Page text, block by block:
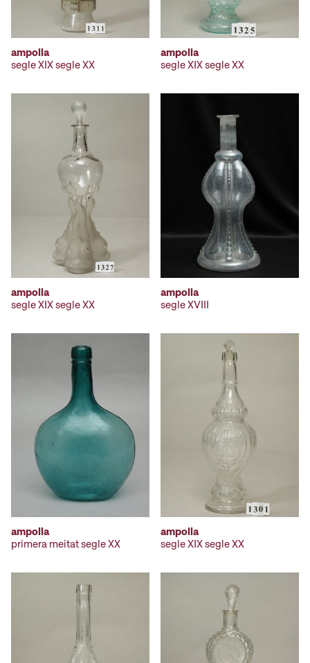
ampolla
segle XIX segle XX
ampolla
segle XIX segle XX
ampolla
segle XIX segle XX
ampolla
segle XVIII
ampolla
primera meitat segle XX
ampolla
segle XIX segle XX